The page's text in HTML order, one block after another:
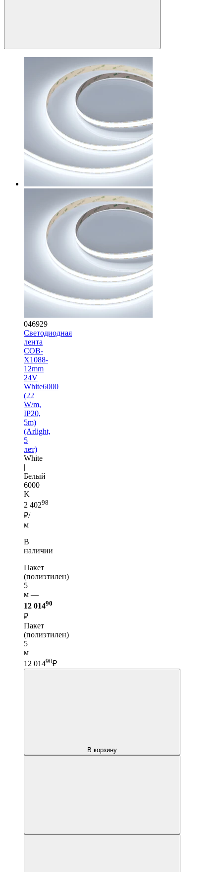
046929
Светодиодная
лента
COB-
X1088-
12mm
24V
White6000
(22
W/m,
IP20,
5m)
(Arlight,
5
лет)
White
|
Белый
6000
K
2 40298
₽/
м
В
наличии
Пакет
(полиэтилен)
5
м —
12 01490
₽
Пакет
(полиэтилен)
5
м
12 01490₽
В корзину